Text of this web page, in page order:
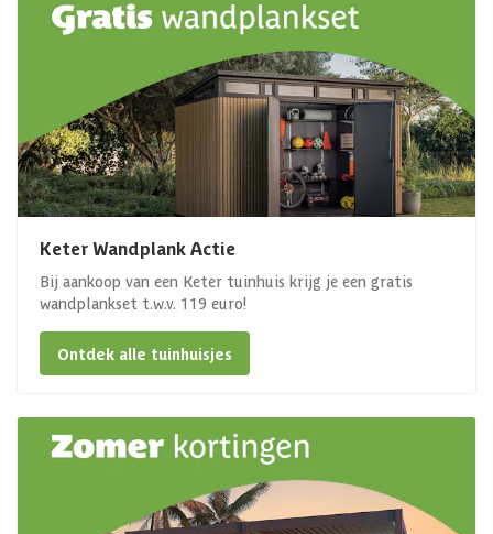
Keter Wandplank Actie
Bij aankoop van een Keter tuinhuis krijg je een gratis
wandplankset t.w.v. 119 euro!
Ontdek alle tuinhuisjes